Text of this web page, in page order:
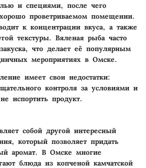
и специями, после чего
проветриваемом помещении.
к концентрации вкуса, а также
текстуры. Вяленая рыба часто
что делает её популярным
мероприятиях в Омске.
имеет свои недостатки:
контроля за условиями и
испортить продукт.
собой другой интересный
который позволяет придать
аромат. В Омске многие
блюда из копченой камчатской